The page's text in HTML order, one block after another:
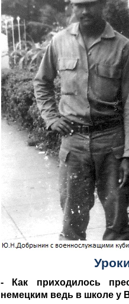
- Как приходилось
немецким ведь в школе у